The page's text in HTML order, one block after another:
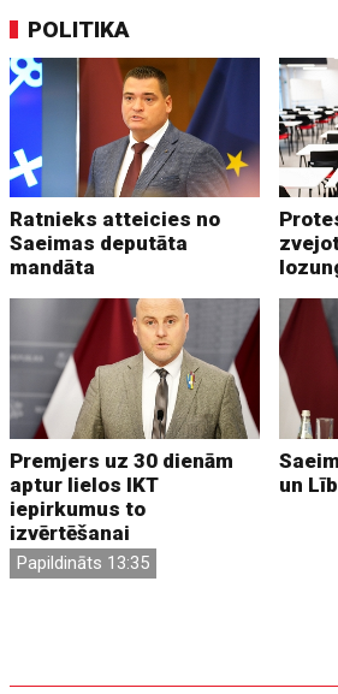
POLITIKA
Ratnieks atteicies no
Saeimas deputāta
mandāta
Premjers uz 30 dienām
aptur lielos IKT
iepirkumus to
izvērtēšanai
Papildināts 13:35
un